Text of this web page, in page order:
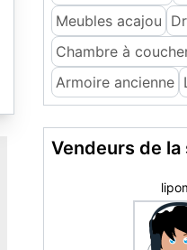
Meubles acajou
Chambre à
Armoire ancienne
Vendeurs de la